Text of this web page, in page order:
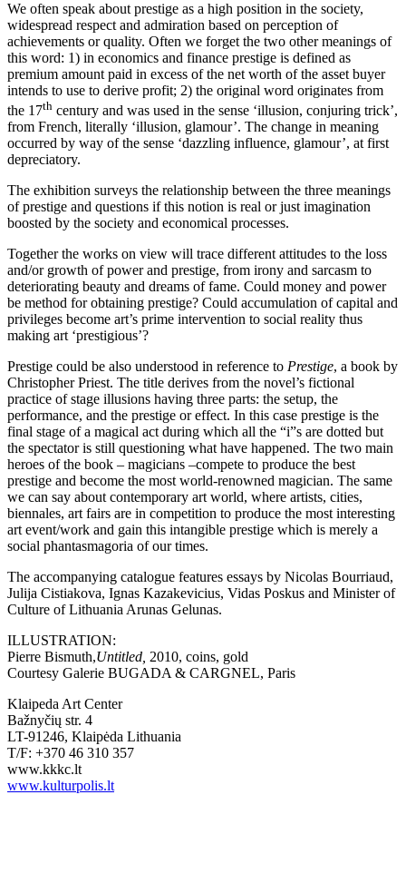
We often speak about prestige as a high position in the society,
widespread respect and admiration based on perception of
achievements or quality. Often we forget the two other meanings of
this word: 1) in economics and finance prestige is defined as
premium amount paid in excess of the net worth of the asset buyer
intends to use to derive profit; 2) the original word originates from
the 17th century and was used in the sense ‘illusion, conjuring trick’,
from French, literally ‘illusion, glamour’. The change in meaning
occurred by way of the sense ‘dazzling influence, glamour’, at first
depreciatory.
The exhibition surveys the relationship between the three meanings
of prestige and questions if this notion is real or just imagination
boosted by the society and economical processes.
Together the works on view will trace different attitudes to the loss
and/or growth of power and prestige, from irony and sarcasm to
deteriorating beauty and dreams of fame. Could money and power
be method for obtaining prestige? Could accumulation of capital and
privileges become art’s prime intervention to social reality thus
making art ‘prestigious’?
Prestige could be also understood in reference to Prestige, a book by
Christopher Priest. The title derives from the novel’s fictional
practice of stage illusions having three parts: the setup, the
performance, and the prestige or effect. In this case prestige is the
final stage of a magical act during which all the “i”s are dotted but
the spectator is still questioning what have happened. The two main
heroes of the book – magicians –compete to produce the best
prestige and become the most world-renowned magician. The same
we can say about contemporary art world, where artists, cities,
biennales, art fairs are in competition to produce the most interesting
art event/work and gain this intangible prestige which is merely a
social phantasmagoria of our times.
The accompanying catalogue features essays by Nicolas Bourriaud,
Julija Cistiakova, Ignas Kazakevicius, Vidas Poskus and Minister of
Culture of Lithuania Arunas Gelunas.
ILLUSTRATION:
Pierre Bismuth,Untitled, 2010, coins, gold
Courtesy Galerie BUGADA & CARGNEL, Paris
Klaipeda Art Center
Bažnyčių str. 4
LT-91246, Klaipėda Lithuania
T/F: +370 46 310 357
www.kkkc.lt
www.kulturpolis.lt